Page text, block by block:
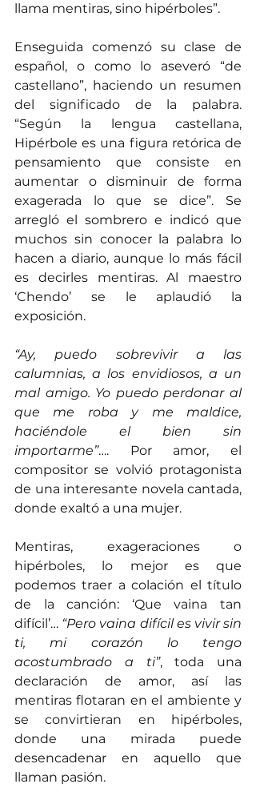
llama mentiras, sino hipérboles”.
Enseguida comenzó su clase de
español, o como lo aseveró “de
castellano”, haciendo un resumen
del significado de la palabra.
“Según la lengua castellana,
Hipérbole es una figura retórica de
pensamiento que consiste en
aumentar o disminuir de forma
exagerada lo que se dice”. Se
arregló el sombrero e indicó que
muchos sin conocer la palabra lo
hacen a diario, aunque lo más fácil
es decirles mentiras. Al maestro
‘Chendo’ se le aplaudió la
exposición.
“Ay, puedo sobrevivir a las
calumnias, a los envidiosos, a un
mal amigo. Yo puedo perdonar al
que me roba y me maldice,
haciéndole el bien sin
importarme”…. Por amor, el
compositor se volvió protagonista
de una interesante novela cantada,
donde exaltó a una mujer.
Mentiras, exageraciones o
hipérboles, lo mejor es que
podemos traer a colación el título
de la canción: ‘Que vaina tan
difícil’… “Pero vaina difícil es vivir sin
ti, mi corazón lo tengo
acostumbrado a ti”, toda una
declaración de amor, así las
mentiras flotaran en el ambiente y
se convirtieran en hipérboles,
donde una mirada puede
desencadenar en aquello que
llaman pasión.